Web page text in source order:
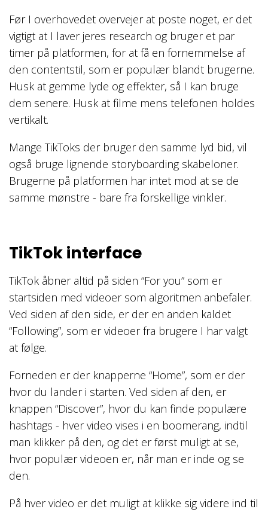
Før I overhovedet overvejer at poste noget, er det
vigtigt at I laver jeres research og bruger et par
timer på platformen, for at få en fornemmelse af
den contentstil, som er populær blandt brugerne.
Husk at gemme lyde og effekter, så I kan bruge
dem senere. Husk at filme mens telefonen holdes
vertikalt.
Mange TikToks der bruger den samme lyd bid, vil
også bruge lignende storyboarding skabeloner.
Brugerne på platformen har intet mod at se de
samme mønstre - bare fra forskellige vinkler.
TikTok interface
TikTok åbner altid på siden “For you” som er
startsiden med videoer som algoritmen anbefaler.
Ved siden af den side, er der en anden kaldet
“Following”, som er videoer fra brugere I har valgt
at følge.
Forneden er der knapperne “Home”, som er der
hvor du lander i starten. Ved siden af den, er
knappen “Discover”, hvor du kan finde populære
hashtags - hver video vises i en boomerang, indtil
man klikker på den, og det er først muligt at se,
hvor populær videoen er, når man er inde og se
den.
På hver video er det muligt at klikke sig videre ind til